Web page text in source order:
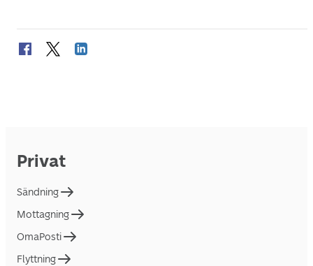
Privat
Sändning
Mottagning
OmaPosti
Flyttning